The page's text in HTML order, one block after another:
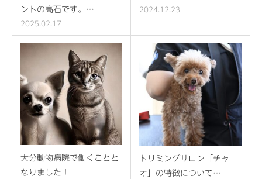
ントの高石です。…
2025.02.17
2024.12.23
大分動物病院で働くことと
なりました！
トリミングサロン「チャ
オ」の特徴について…